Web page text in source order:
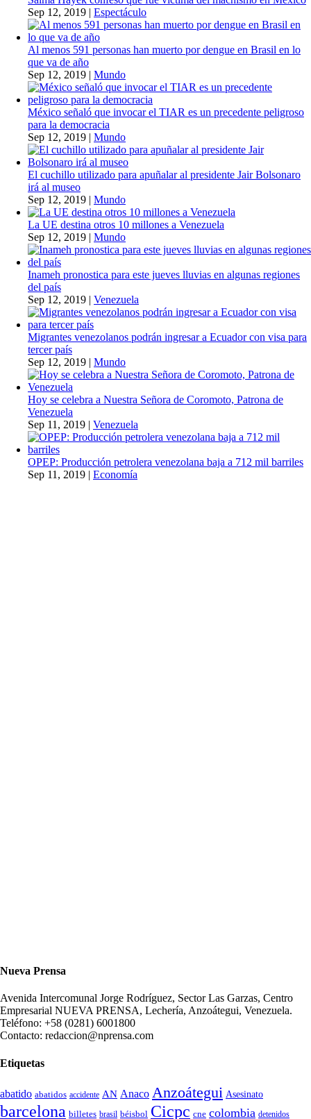
Sep 12, 2019 | Espectáculo
Al menos 591 personas han muerto por dengue en Brasil en lo
que va de año
Sep 12, 2019 | Mundo
México señaló que invocar el TIAR es un precedente peligroso
para la democracia
Sep 12, 2019 | Mundo
El cuchillo utilizado para apuñalar al presidente Jair Bolsonaro
irá al museo
Sep 12, 2019 | Mundo
La UE destina otros 10 millones a Venezuela
Sep 12, 2019 | Mundo
Inameh pronostica para este jueves lluvias en algunas regiones
del país
Sep 12, 2019 | Venezuela
Migrantes venezolanos podrán ingresar a Ecuador con visa para
tercer país
Sep 12, 2019 | Mundo
Hoy se celebra a Nuestra Señora de Coromoto, Patrona de
Venezuela
Sep 11, 2019 | Venezuela
OPEP: Producción petrolera venezolana baja a 712 mil barriles
Sep 11, 2019 | Economía
Nueva Prensa
Avenida Intercomunal Jorge Rodríguez, Sector Las Garzas, Centro
Empresarial NUEVA PRENSA, Lechería, Anzoátegui, Venezuela.
Teléfono: +58 (0281) 6001800
Contacto: redaccion@nprensa.com
Etiquetas
abatido abatidos accidente AN Anaco Anzoátegui Asesinato
barcelona billetes brasil béisbol Cicpc cne colombia detenidos